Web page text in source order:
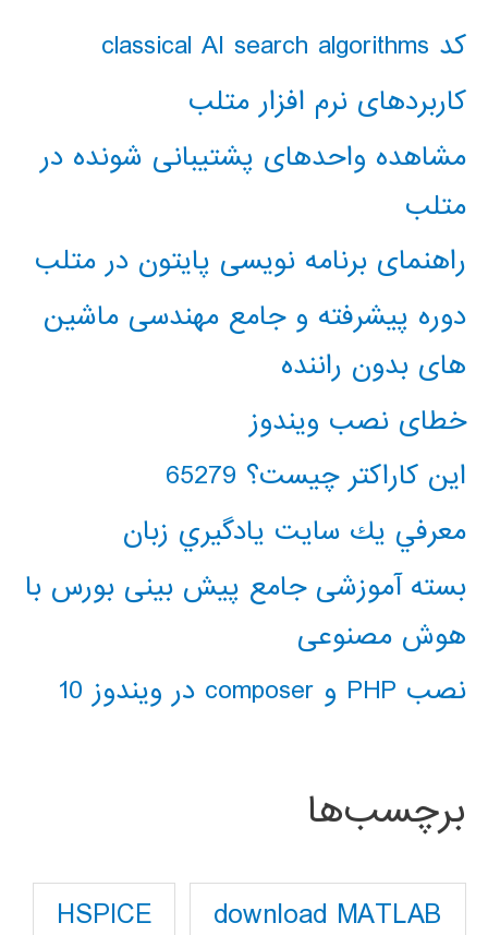
کد classical AI search algorithms
کاربردهای نرم افزار متلب
مشاهده واحدهای پشتیبانی شونده در
متلب
راهنمای برنامه نویسی پایتون در متلب
دوره پیشرفته و جامع مهندسی ماشین
های بدون راننده
خطای نصب ویندوز
این کاراکتر چیست؟ 65279
معرفي يك سايت يادگيري زبان
بسته آموزشی جامع پیش بینی بورس با
هوش مصنوعی
نصب PHP و composer در ویندوز 10
برچسب‌ها
download MATLAB
HSPICE